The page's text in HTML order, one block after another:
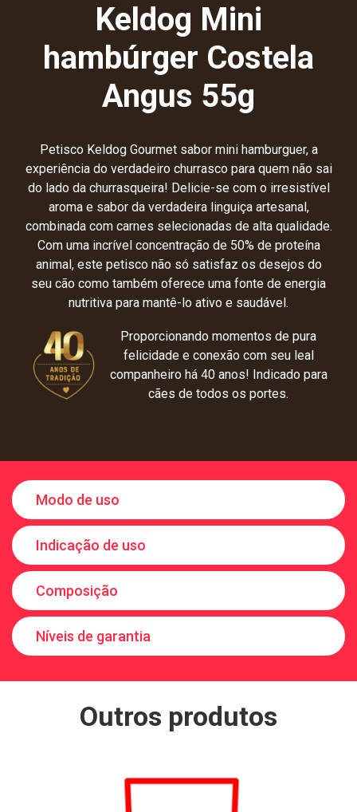
Keldog Mini
hambúrger Costela
Angus 55g
Petisco Keldog Gourmet sabor mini hamburguer, a
experiência do verdadeiro churrasco para quem não sai
do lado da churrasqueira! Delicie-se com o irresistível
aroma e sabor da verdadeira linguiça artesanal,
combinada com carnes selecionadas de alta qualidade.
Com uma incrível concentração de 50% de proteína
animal, este petisco não só satisfaz os desejos do
seu cão como também oferece uma fonte de energia
nutritiva para mantê-lo ativo e saudável.
Proporcionando momentos de pura
felicidade e conexão com seu leal
companheiro há 40 anos! Indicado para
cães de todos os portes.
Modo de uso
Indicação de uso
Composição
Níveis de garantia
Outros produtos